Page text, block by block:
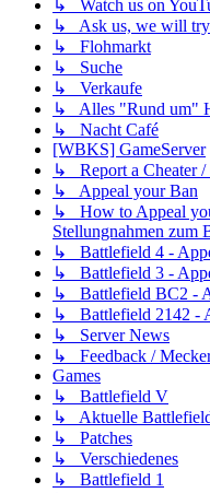
↳ Watch us on
↳ Ask us, we will try
↳ Flohmarkt
↳ Suche
↳ Verkaufe
↳ Alles "Rund um"
↳ Nacht Café
[WBKS] GameServer
↳ Report a Cheater /
↳ Appeal your Ban
↳ How to Appeal
Stellungnahmen zum
↳ Battlefield 4 -
↳ Battlefield 3 -
↳ Battlefield BC2 -
↳ Battlefield 2142 -
↳ Server News
↳ Feedback /
Games
↳ Battlefield V
↳ Aktuelle
↳ Patches
↳ Verschiedenes
↳ Battlefield 1